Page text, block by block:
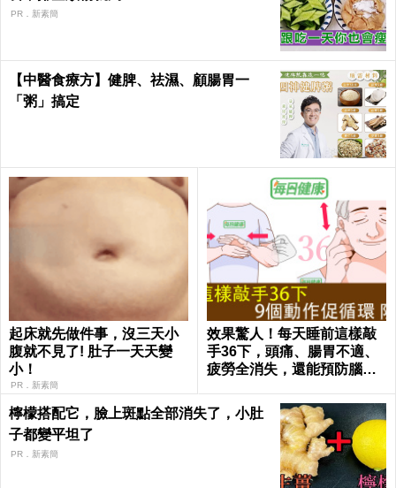
PR．新素簡
【中醫食療方】健脾、祛濕、顧腸胃一
「粥」搞定
起床就先做件事，沒三天小
腹就不見了! 肚子一天天變
小！
PR．新素簡
效果驚人！每天睡前這樣敲
手36下，頭痛、腸胃不適、
疲勞全消失，還能預防腦中
檸檬搭配它，臉上斑點全部消失了，小肚
子都變平坦了
PR．新素簡